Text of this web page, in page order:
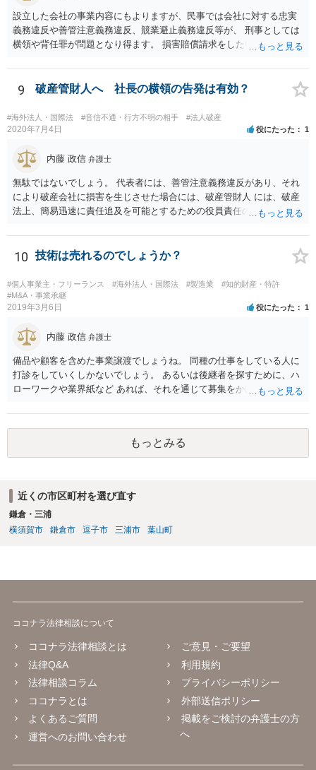
設立した会社の事業内容にもよりますが、民事では会社に対する忠実
義務違反や善管注意義務違反、競業避止義務違反等が、 刑事としては
横領や背任罪が問題となり得ます。 損害賠償請求をしたいのか、刑事
等、ご希望によって進め方や必要な証拠が変わってきますので、速や
かにお近くの法律事務所に直接ご相談いただくことをおすすめいたし
9 破産管財人へ 社長の横領の告発は有効？
#海外法人・国際法 #音信不通・行方不明の相手 #法人破産
2020年7月4日 役にたった 1
内藤 政信 弁護士
無駄ではないでしょう。 代表者には、善管注意義務違反があり、それ
により破産会社に損害を生じさせた場合には、破産管財人 には、破産
法上、簡易迅速に責任追及を可能とするための役員責任の査定申立て
10 技術は売れるのでしょうか？
#個人事業主・フリーランス #海外法人・国際法 #製造業
#知的財産・特許
#M&A・事業承継
2019年3月6日 役にたった 1
内藤 政信 弁護士
備品や顧客を含めた事業譲渡でしょうね。 同種の仕事をしている人に
打診をしていくしかないでしょう。 あるいは後継者を探すために、ハ
ローワークや業界紙など あれば、それを通じて募集をかけてみるか。
もっとみる
近くの市区町村を選び直す
鎌倉・三浦
横須賀市
鎌倉市 逗子市 三浦市 葉山町
ココナラ法律相談について
ココナラ法律相談とは
法律Q&A
法律相談コラム
ココナラとは
よくあるご質問
運営へのお問い合わせ
ご意見・ご要望
利用規約
プライバシーポリシー
外部送信ポリシー
掲載をご検討の弁護士の方
へ